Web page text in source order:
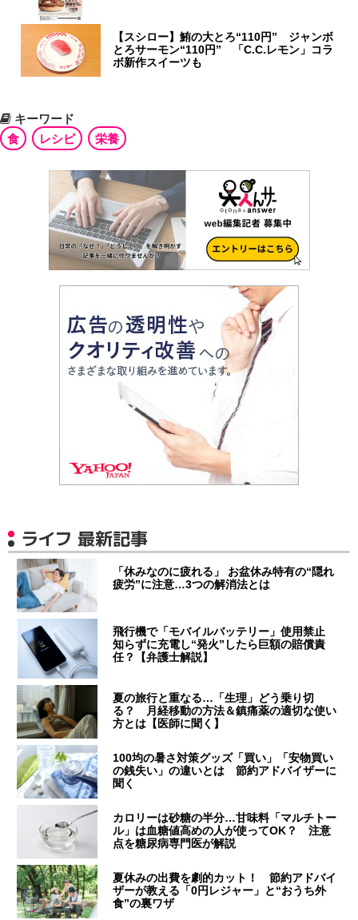
【スシロー】鮪の大とろ“110円” ジャンボ
とろサーモン“110円” 「C.C.レモン」コラ
ボ新作スイーツも
キーワード
食
レシピ 栄養
ライフ 最新記事
「休みなのに疲れる」 お盆休み特有の“隠れ
疲労”に注意…3つの解消法とは
飛行機で「モバイルバッテリー」使用禁止
知らずに充電し“発火”したら巨額の賠償責
任？【弁護士解説】
夏の旅行と重なる…「生理」どう乗り切
る？ 月経移動の方法＆鎮痛薬の適切な使い
方とは【医師に聞く】
100均の暑さ対策グッズ「買い」「安物買い
の銭失い」の違いとは 節約アドバイザーに
聞く
カロリーは砂糖の半分…甘味料「マルチトー
ル」は血糖値高めの人が使ってOK？ 注意
点を糖尿病専門医が解説
夏休みの出費を劇的カット！ 節約アドバイ
ザーが教える「0円レジャー」と“おうち外
食”の裏ワザ